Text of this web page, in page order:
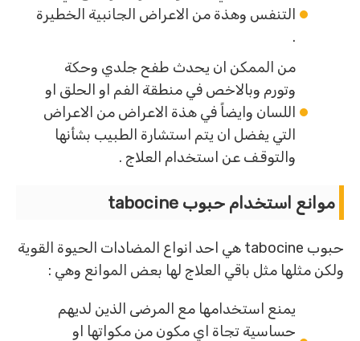
التنفس وهذة من الاعراض الجانبية الخطيرة
.
من الممكن ان يحدث طفح جلدي وحكة
وتورم وبالاخص في منطقة الفم او الحلق او
اللسان وايضاً في هذة الاعراض من الاعراض
التي يفضل ان يتم استشارة الطبيب بشأنها
والتوقف عن استخدام العلاج .
موانع استخدام حبوب tabocine
حبوب tabocine هي احد انواع المضادات الحيوة القوية
ولكن مثلها مثل باقي العلاج لها بعض الموانع وهي :
يمنع استخدامها مع المرضى الذين لديهم
حساسية تجاة اي مكون من مكواتها او